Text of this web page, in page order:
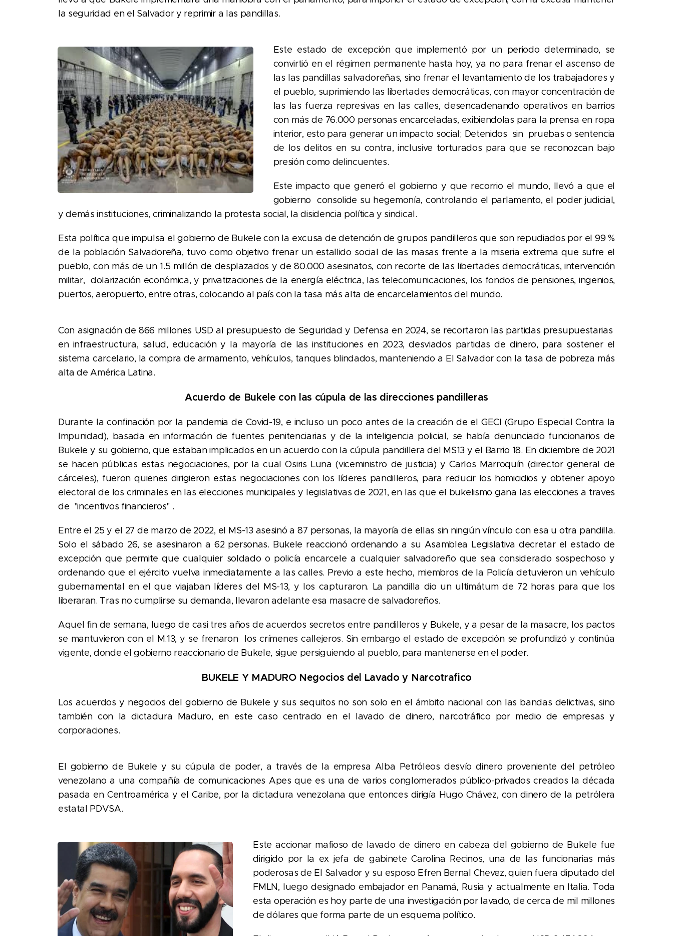
la seguridad en el Salvador y reprimir a las pandillas.
Este estado de excepción que implementó por un periodo determinado, se
convirtió en el régimen permanente hasta hoy, ya no para frenar el ascenso de
las las pandillas salvadoreñas, sino frenar el levantamiento de los trabajadores y
el pueblo, suprimiendo las libertades democráticas, con mayor concentración de
las las fuerza represivas en las calles, desencadenando operativos en barrios
con más de 76.000 personas encarceladas, exibiendolas para la prensa en ropa
interior, esto para generar un impacto social; Detenidos sin pruebas o sentencia
de los delitos en su contra, inclusive torturados para que se reconozcan bajo
presión como delincuentes.
Este impacto que generó el gobierno y que recorrio el mundo, llevó a que el
gobierno consolide su hegemonía, controlando el parlamento, el poder judicial,
y demás instituciones, criminalizando la protesta social, la disidencia política y sindical.
Esta política que impulsa el gobierno de Bukele con la excusa de detención de grupos pandilleros que son repudiados por el 99 %
de la población Salvadoreña, tuvo como objetivo frenar un estallido social de las masas frente a la miseria extrema que sufre el
pueblo, con más de un 1.5 millón de desplazados y de 80.000 asesinatos, con recorte de las libertades democráticas, intervención
militar, dolarización económica, y privatizaciones de la energía eléctrica, las telecomunicaciones, los fondos de pensiones, ingenios,
puertos, aeropuerto, entre otras, colocando al país con la tasa más alta de encarcelamientos del mundo.
Con asignación de 866 millones USD al presupuesto de Seguridad y Defensa en 2024, se recortaron las partidas presupuestarias
en infraestructura, salud, educación y la mayoría de las instituciones en 2023, desviados partidas de dinero, para sostener el
sistema carcelario, la compra de armamento, vehículos, tanques blindados, manteniendo a El Salvador con la tasa de pobreza más
alta de América Latina.
Acuerdo de Bukele con las cúpula de las direcciones pandilleras
Durante la confinación por la pandemia de Covid-19, e incluso un poco antes de la creación de el GECI (Grupo Especial Contra la
Impunidad), basada en información de fuentes penitenciarias y de la inteligencia policial, se había denunciado funcionarios de
Bukele y su gobierno, que estaban implicados en un acuerdo con la cúpula pandillera del MS13 y el Barrio 18. En diciembre de 2021
se hacen públicas estas negociaciones, por la cual Osiris Luna (viceministro de justicia) y Carlos Marroquín (director general de
cárceles), fueron quienes dirigieron estas negociaciones con los líderes pandilleros, para reducir los homicidios y obtener apoyo
electoral de los criminales en las elecciones municipales y legislativas de 2021, en las que el bukelismo gana las elecciones a traves
de "incentivos financieros" .
Entre el 25 y el 27 de marzo de 2022, el MS-13 asesinó a 87 personas, la mayoría de ellas sin ningún vínculo con esa u otra pandilla.
Solo el sábado 26, se asesinaron a 62 personas. Bukele reaccionó ordenando a su Asamblea Legislativa decretar el estado de
excepción que permite que cualquier soldado o policía encarcele a cualquier salvadoreño que sea considerado sospechoso y
ordenando que el ejército vuelva inmediatamente a las calles. Previo a este hecho, miembros de la Policía detuvieron un vehículo
gubernamental en el que viajaban líderes del MS-13, y los capturaron. La pandilla dio un ultimátum de 72 horas para que los
liberaran. Tras no cumplirse su demanda, llevaron adelante esa masacre de salvadoreños.
Aquel fin de semana, luego de casi tres años de acuerdos secretos entre pandilleros y Bukele, y a pesar de la masacre, los pactos
se mantuvieron con el M.13, y se frenaron los crímenes callejeros. Sin embargo el estado de excepción se profundizó y continúa
vigente, donde el gobierno reaccionario de Bukele, sigue persiguiendo al pueblo, para mantenerse en el poder.
BUKELE Y MADURO Negocios del Lavado y Narcotrafico
Los acuerdos y negocios del gobierno de Bukele y sus sequitos no son solo en el ámbito nacional con las bandas delictivas, sino
también con la dictadura Maduro, en este caso centrado en el lavado de dinero, narcotráfico por medio de empresas y
corporaciones.
El gobierno de Bukele y su cúpula de poder, a través de la empresa Alba Petróleos desvío dinero proveniente del petróleo
venezolano a una compañía de comunicaciones Apes que es una de varios conglomerados público-privados creados la década
pasada en Centroamérica y el Caribe, por la dictadura venezolana que entonces dirigía Hugo Chávez, con dinero de la petrólera
estatal PDVSA.
Este accionar mafioso de lavado de dinero en cabeza del gobierno de Bukele fue
dirigido por la ex jefa de gabinete Carolina Recinos, una de las funcionarias más
poderosas de El Salvador y su esposo Efren Bernal Chevez, quien fuera diputado del
FMLN, luego designado embajador en Panamá, Rusia y actualmente en Italia. Toda
esta operación es hoy parte de una investigación por lavado, de cerca de mil millones
de dólares que forma parte de un esquema político.